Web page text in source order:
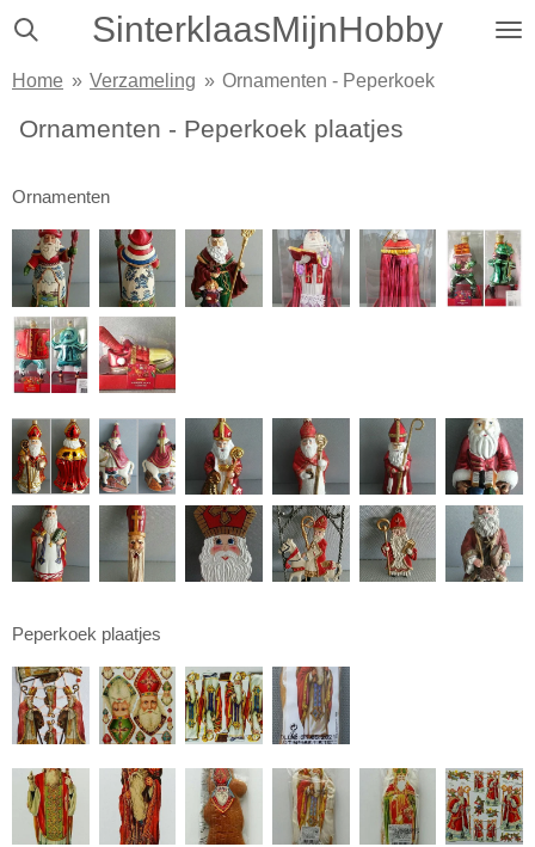
Ga
naar
hoofdinhoud
SinterklaasMijnHobby
Home » Verzameling » Ornamenten - Peperkoek
Ornamenten - Peperkoek plaatjes
Ornamenten
Peperkoek plaatjes